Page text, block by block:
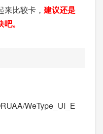
比较卡， 建议还是
。
WeType_UI_E